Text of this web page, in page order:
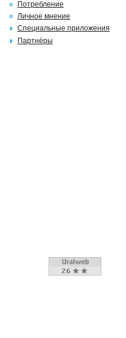
Потребление
Личное мнение
Специальные приложения
Партнёры